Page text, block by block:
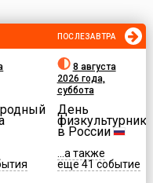
ПОСЛЕЗАВТРА
8 августа
2026 года,
суббота
День
физкультурника
в России
...а также
еще 41 событие